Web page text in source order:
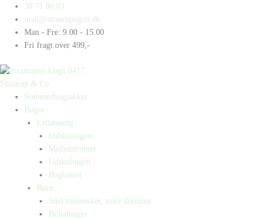
indholdet
30 71 00 03
mail@straarupogco.dk
Man - Fre: 9.00 - 15.00
Fri fragt over 499,-
Straarup & Co
Sommerbogpakker
Bøger
Letlæsning
Indskolingen
Mellemtrinnet
Udskolingen
Bogkasser
Børn
Små mennesker, store drømme
Billedbøger
Products
search
Products
search